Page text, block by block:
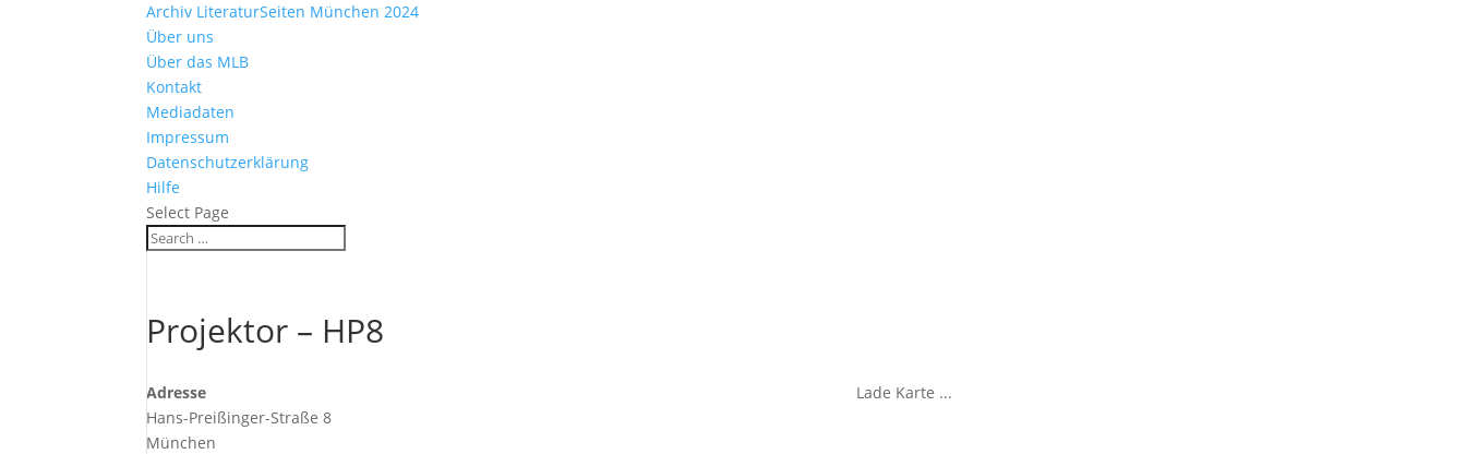
Archiv LiteraturSeiten München 2024
Über uns
Über das MLB
Kontakt
Mediadaten
Impressum
Datenschutzerklärung
Hilfe
Select Page
Projektor – HP8
Lade Karte ...
Adresse
Hans-Preißinger-Straße 8
München